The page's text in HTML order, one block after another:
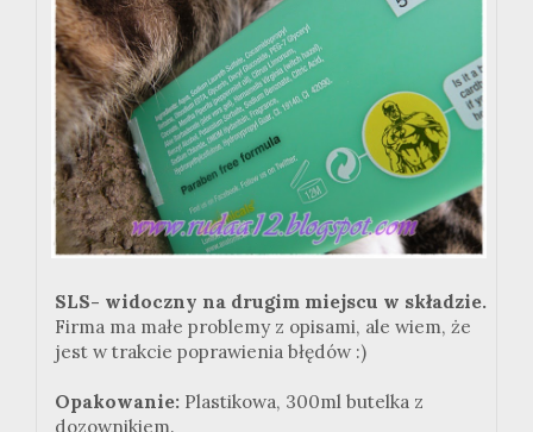
SLS- widoczny na drugim miejscu w składzie.
Firma ma małe problemy z opisami, ale wiem, że
jest w trakcie poprawienia błędów :)
Opakowanie: Plastikowa, 300ml butelka z
dozownikiem.